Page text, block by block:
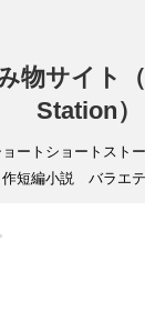
物サイト
Station）
ートショートスト
作短編小説 バラエ